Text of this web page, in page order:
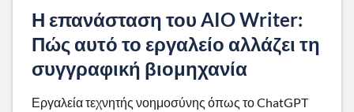
Η επανάσταση του AIO Writer:
Πώς αυτό το εργαλείο αλλάζει τη
συγγραφική βιομηχανία
Εργαλεία τεχνητής νοημοσύνης όπως το ChatGPT